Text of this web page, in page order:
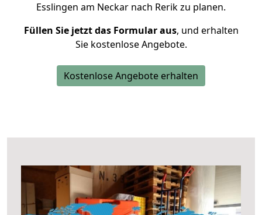
Esslingen am Neckar nach Rerik zu planen.
Füllen Sie jetzt das Formular aus, und erhalten
Sie kostenlose Angebote.
Kostenlose Angebote erhalten